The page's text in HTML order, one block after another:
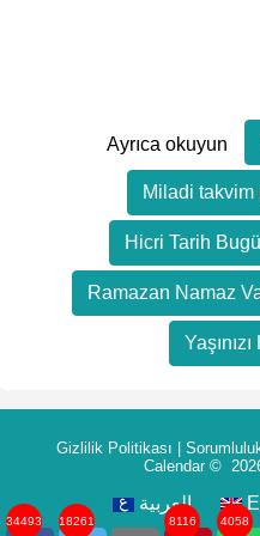
Ayrıca okuyun
Miladi
Hicri Tarih
Ramazan Namaz
Gizlilik Politikası
Calendar© 2026
العربية
34493 18261 8116 4058